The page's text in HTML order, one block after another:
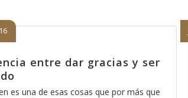
entre dar gracias y ser
es una de esas cosas que por más que